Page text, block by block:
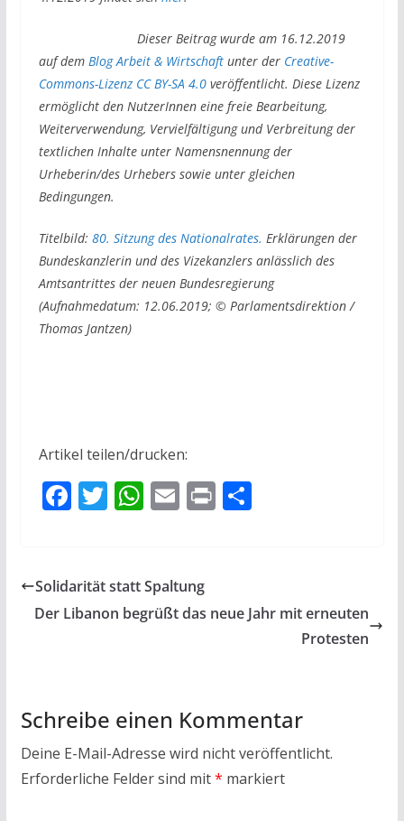
Dieser Beitrag wurde am 16.12.2019
auf dem Blog Arbeit & Wirtschaftunter der Creative-
Commons-Lizenz CC BY-SA 4.0veröffentlicht. Diese Lizenz
ermöglicht den NutzerInnen eine freie Bearbeitung,
Weiterverwendung, Vervielfältigung und Verbreitung der
textlichen Inhalte unter Namensnennung der
Urheberin/des Urhebers sowie unter gleichen
Bedingungen.
Titelbild: 80. Sitzung des Nationalrates. Erklärungen der
Bundeskanzlerin und des Vizekanzlers anlässlich des
Amtsantrittes der neuen Bundesregierung
(Aufnahmedatum: 12.06.2019; © Parlamentsdirektion /
Thomas Jantzen)
Artikel teilen/drucken:
F
b
o
T
er
W
s
A
E
l
PrT
Solidarität statt Spaltung
Der Libanon begrüßt das neue Jahr mit erneuten
Protesten
Schreibe einen Kommentar
Deine E-Mail-Adresse wird nicht veröffentlicht.
Erforderliche Felder sind mit* markiert